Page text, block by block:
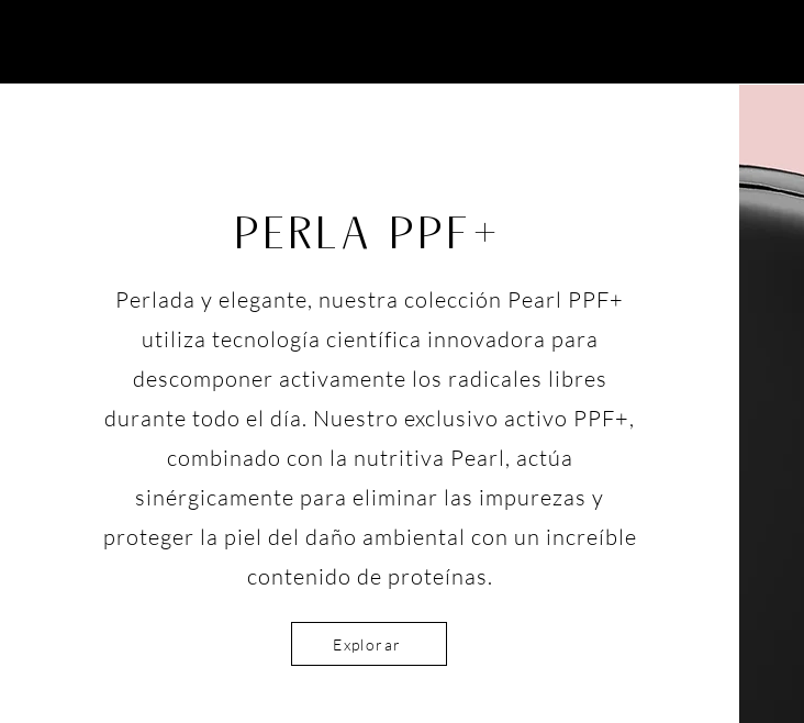
PERLA PPF+
Perlada y elegante, nuestra colección Pearl PPF+
utiliza tecnología científica innovadora para
descomponer activamente los radicales libres
durante todo el día. Nuestro exclusivo activo PPF+,
combinado con la nutritiva Pearl, actúa
sinérgicamente para eliminar las impurezas y
proteger la piel del daño ambiental con un increíble
contenido de proteínas.
Explorar